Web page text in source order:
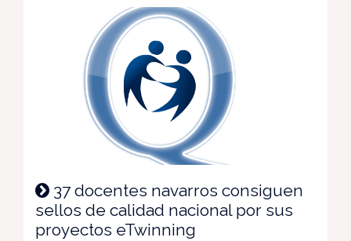
37 docentes navarros consiguen
sellos de calidad nacional por sus
proyectos eTwinning